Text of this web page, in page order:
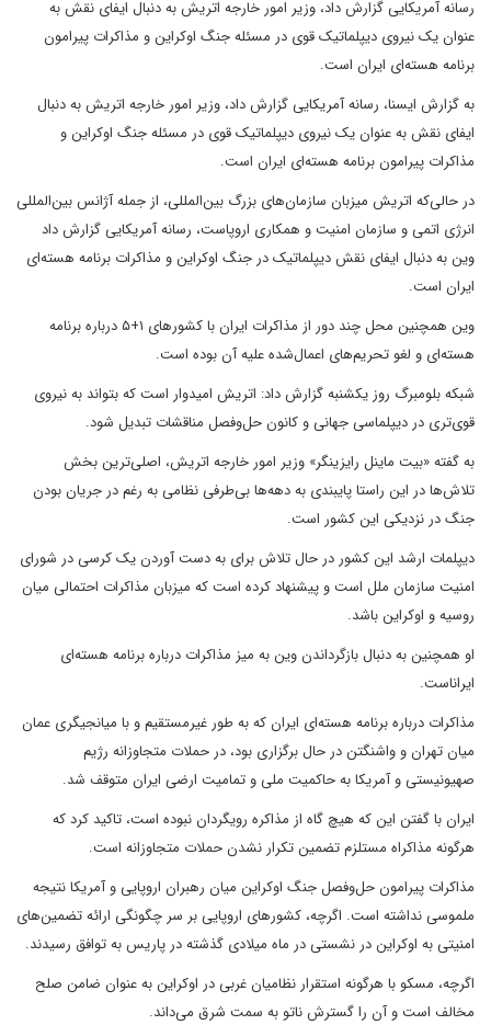
رسانه آمریکایی گزارش داد، وزیر امور خارجه اتریش به دنبال ایفای نقش به
عنوان یک نیروی دیپلماتیک قوی در مسئله جنگ اوکراین و مذاکرات پیرامون
برنامه هسته‌ای ایران است.
به گزارش ایسنا، رسانه آمریکایی گزارش داد، وزیر امور خارجه اتریش به دنبال
ایفای نقش به عنوان یک نیروی دیپلماتیک قوی در مسئله جنگ اوکراین و
مذاکرات پیرامون برنامه هسته‌ای ایران است.
در حالی‌که اتریش میزبان سازمان‌های بزرگ بین‌المللی، از جمله آژانس بین‌المللی
انرژی اتمی و سازمان امنیت و همکاری اروپاست، رسانه آمریکایی گزارش داد
وین به دنبال ایفای نقش دیپلماتیک در جنگ اوکراین و مذاکرات برنامه هسته‌ای
ایران است.
وین همچنین محل چند دور از مذاکرات ایران با کشورهای ۱+۵ درباره برنامه
هسته‌ای و لغو تحریم‌های اعمال‌شده علیه آن بوده است.
شبکه بلومبرگ روز یکشنبه گزارش داد: اتریش امیدوار است که بتواند به نیروی
قوی‌تری در دیپلماسی جهانی و کانون حل‌وفصل مناقشات تبدیل شود.
به گفته «بیت ماینل رایزینگر» وزیر امور خارجه اتریش، اصلی‌ترین بخش
تلاش‌ها در این راستا پایبندی به دهه‌ها بی‌طرفی نظامی به رغم در جریان بودن
جنگ در نزدیکی این کشور است.
دیپلمات ارشد این کشور در حال تلاش برای به دست آوردن یک کرسی در شورای
امنیت سازمان ملل است و پیشنهاد کرده است که میزبان مذاکرات احتمالی میان
روسیه و اوکراین باشد.
او همچنین به دنبال بازگرداندن وین به میز مذاکرات درباره برنامه هسته‌ای
ایراناست.
مذاکرات درباره برنامه هسته‌ای ایران که به طور غیرمستقیم و با میانجیگری عمان
میان تهران و واشنگتن در حال برگزاری بود، در حملات متجاوزانه رژیم
صهیونیستی و آمریکا به حاکمیت ملی و تمامیت ارضی ایران متوقف شد.
ایران با گفتن این که هیچ گاه از مذاکره رویگردان نبوده است، تاکید کرد که
هرگونه مذاکراه مستلزم تضمین تکرار نشدن حملات متجاوزانه است.
مذاکرات پیرامون حل‌‎وفصل جنگ اوکراین میان رهبران اروپایی و آمریکا نتیجه
ملموسی نداشته است. اگرچه، کشورهای اروپایی بر سر چگونگی ارائه تضمین‌های
امنیتی به اوکراین در نشستی در ماه میلادی گذشته در پاریس به توافق رسیدند.
اگرچه، مسکو با هرگونه استقرار نظامیان غربی در اوکراین به عنوان ضامن صلح
مخالف است و آن را گسترش ناتو به سمت شرق می‌داند.